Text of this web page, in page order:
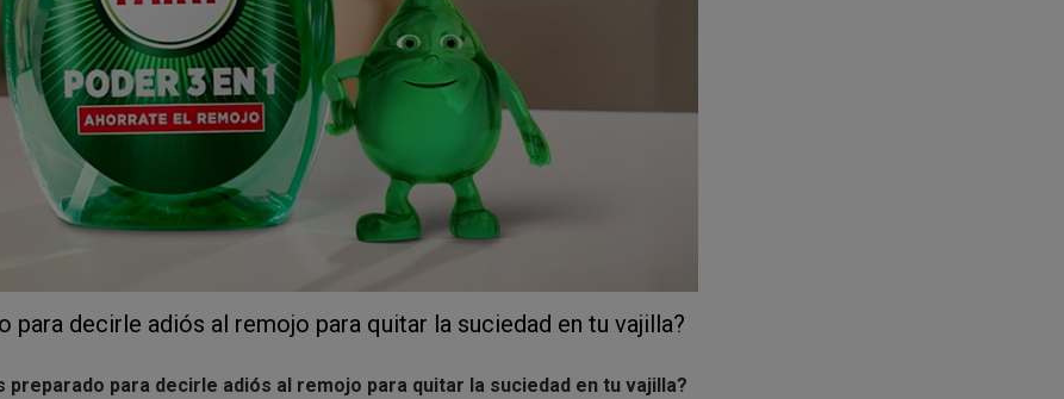
quesi vas a subir el video a varias plataformas lo hagas primero
que este no piense que es un video reutilizado y le dé más visibilidad.
para decirle adiós al remojo para quitar la suciedad en tu vajilla?
preparado para decirle adiós al remojo para quitar la suciedad en tu vajilla?